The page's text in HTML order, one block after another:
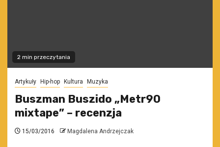
2 min przeczytania
Artykuły Hip-hop Kultura Muzyka
Buszman Buszido „Metr90
mixtape” – recenzja
15/03/2016 Magdalena Andrzejczak